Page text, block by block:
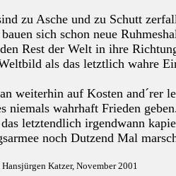
zu Asche und zu Schutt
sich schon neue
Rest der Welt in ihre
als das letztlich wahre
weiterhin auf Kosten and´rer
niemals wahrhaft Frieden
letztendlich irgendwann
noch Dutzend Mal
Katzer, November 2001